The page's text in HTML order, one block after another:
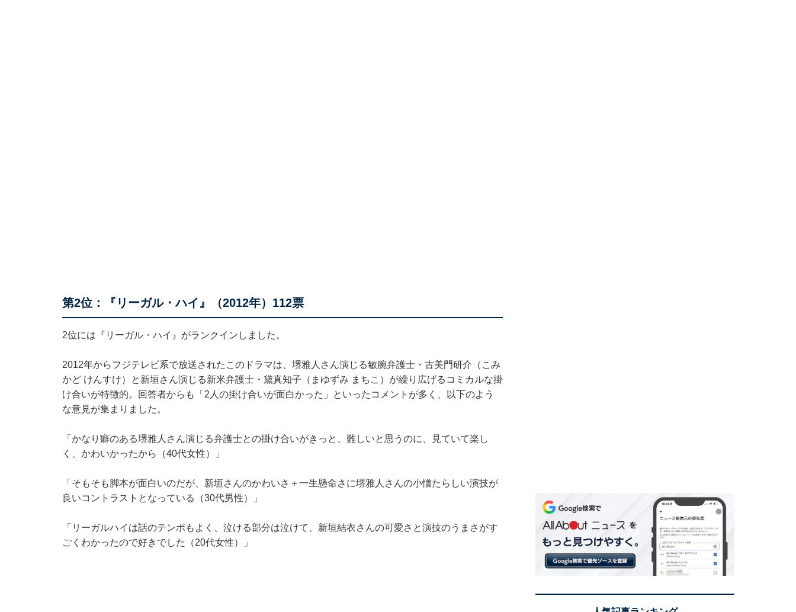
第2位：『リーガル・ハイ』（2012年）112票
2位には『リーガル・ハイ』がランクインしました。
2012年からフジテレビ系で放送されたこのドラマは、堺雅人さん演じる敏腕弁護士・古美門研介（こみ
かど けんすけ）と新垣さん演じる新米弁護士・黛真知子（まゆずみ まちこ）が繰り広げるコミカルな掛
け合いが特徴的。回答者からも「2人の掛け合いが面白かった」といったコメントが多く、以下のよう
な意見が集まりました。
「かなり癖のある堺雅人さん演じる弁護士との掛け合いがきっと、難しいと思うのに、見ていて楽し
く、かわいかったから（40代女性）」
「そもそも脚本が面白いのだが、新垣さんのかわいさ＋一生懸命さに堺雅人さんの小憎たらしい演技が
良いコントラストとなっている（30代男性）」
「リーガルハイは話のテンポもよく、泣ける部分は泣けて、新垣結衣さんの可愛さと演技のうまさがす
ごくわかったので好きでした（20代女性）」